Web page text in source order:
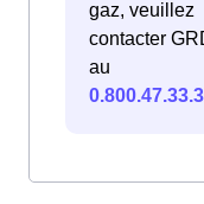
gaz, veuillez
contacter
au